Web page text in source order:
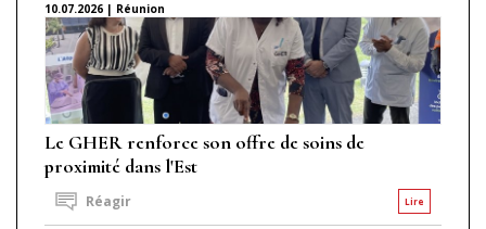
10.07.2026 | Réunion
Le GHER renforce son offre de soins de
proximité dans l'Est
Lire
Réagir